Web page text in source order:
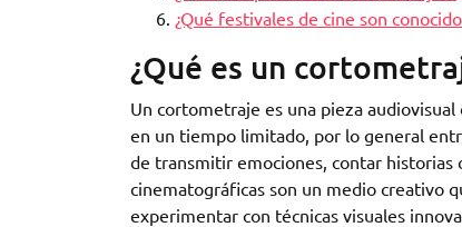
¿Qué festivales de cine son
¿Qué es un
Un cortometraje es una pieza
en un tiempo limitado, por lo general
de transmitir emociones, contar historias
cinematográficas son un medio creativo
experimentar con técnicas visuales